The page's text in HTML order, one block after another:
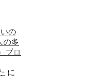
の
の多
ブロ
に